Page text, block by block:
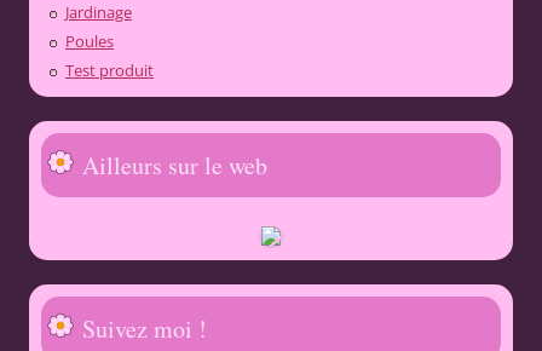
Jardinage
Poules
Test produit
Ailleurs sur le web
Suivez moi !